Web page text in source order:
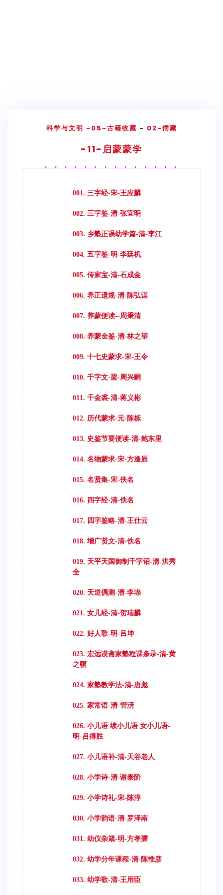
科学与文明 -05-古籍收藏 - 02-儒藏
-11-启蒙蒙学
001. 三字经-宋-王应麟
002. 三字鉴-清-张宜明
003. 乡塾正误幼学篇-清-李江
004. 五字鉴-明-李廷机
005. 传家宝-清-石成金
006. 养正遗规-清-陈弘谋
007. 养蒙便读--周秉清
008. 养蒙金鉴-清-林之望
009. 十七史蒙求-宋-王令
010. 千字文-梁-周兴嗣
011. 千金裘-清-蒋义彬
012. 历代蒙求-元-陈栎
013. 史鉴节要便读-清-鲍东里
014. 名物蒙求-宋-方逢辰
015. 名贤集-宋-佚名
016. 四字经-清-佚名
017. 四字鉴略-清-王仕云
018. 增广贤文-清-佚名
019. 天平天国御制千字诏-清-洪秀
全
020. 天道偶测-清-李塨
021. 女儿经-清-贺瑞麟
022. 好人歌-明-吕坤
023. 宏远谟斋家塾程课条录-清-黄
之骥
024. 家塾教学法-清-唐彪
025. 家常语-清-管淓
026. 小儿语 续小儿语 女小儿语-
明-吕得胜
027. 小儿语补-清-天谷老人
028. 小学诗-清-谢泰阶
029. 小学诗礼-宋-陈淳
030. 小学韵语-清-罗泽南
031. 幼仪杂箴-明-方孝孺
032. 幼学分年课程-清-陈惟彦
033. 幼学歌-清-王用臣